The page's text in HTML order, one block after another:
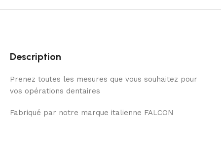
Description
Prenez toutes les mesures que vous souhaitez pour
vos opérations dentaires
Fabriqué par notre marque italienne FALCON